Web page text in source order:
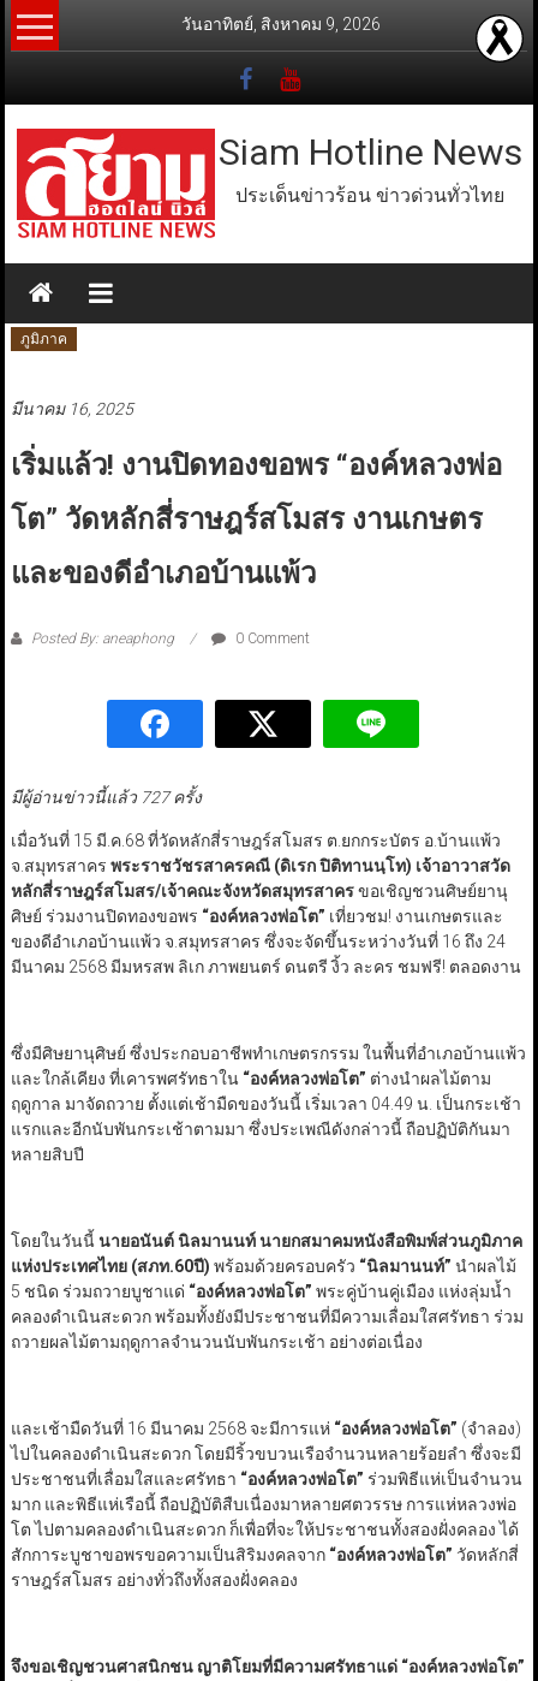
Skip
to
วันอาทิตย์, สิงหาคม 9, 2026
Siam Hotline News
ประเด็นข่าวร้อน ข่าวด่วนทั่วไทย
ภูมิภาค
มีนาคม 16, 2025
เริ่มแล้ว!​ งานปิดทองขอพร ​“องค์หลวงพ่อ
โต” วัดหลักสี่ราษฎร์สโมสร งานเกษตร
และของดีอำเภอบ้านแพ้ว
Posted By: aneaphong 0 Comment
มีผู้อ่านข่าวนี้แล้ว 727 ครั้ง
เมื่อวันที่ 15 มี.ค.68 ที่วัดหลักสี่ราษฎร์สโมสร​ ต.ยกกระบัตร​ อ.บ้านแพ้ว
จ.สมุทรสาคร พระราชวัชรสาครคณี​ (ดิเรก​ ปิติทานนฺโท)​ เจ้าอาวาสวัด
หลักสี่ราษฎร์สโมสร/เจ้าคณะจังหวัดสมุทรสาครขอเชิญชวนศิษย์ยานุ
ศิษย์ ร่วมงานปิดทองขอพร​ “องค์หลวงพ่อโต” เที่ยวชม! งานเกษตรและ
ของดีอำเภอบ้านแพ้ว จ.สมุทรสาคร​ ซึ่งจะจัดขึ้นระหว่างวันที่ 16 ถึง 24
มีนาคม 2568 มีมหรสพ​ ลิเก​ ภาพยนตร์ ดนตรี​ งิ้ว​ ละคร​ ชมฟรี! ตลอดงาน
ซึ่งมีศิษยานุศิษย์ ซึ่งประกอบอาชีพทำเกษตรกรรม ในพื้นที่อำเภอบ้านแพ้ว
และใกล้เคียง ที่เคารพศรัทธาใน​ “องค์หลวงพ่อโต” ต่างนำผลไม้ตาม
ฤดูกาล​ มาจัดถวาย ตั้งแต่เช้ามืดของวันนี้ เริ่มเวลา 04.49 น. เป็นกระเช้า
แรกและอีกนับพันกระเช้าตามมา ซึ่งประเพณีดังกล่าวนี้ ถือปฏิบัติกันมา
หลายสิบปี
โดยในวันนี้​นายอนันต์​ นิลมานนท์ นายกสมาคมหนังสือพิมพ์ส่วนภูมิภาค
แห่งประเทศไทย (สภท.60ปี)​ พร้อมด้วยครอบครัว “นิลมานนท์” นำผลไม้
5 ชนิด ร่วมถวายบูชาแด่ “องค์หลวงพ่อโต” พระคู่บ้านคู่เมือง แห่งลุ่มน้ำ
คลองดำเนินสะดวก พร้อมทั้งยังมีประชาชนที่มีความเลื่อมใสศรัทธา ร่วม
ถวายผลไม้ตามฤดูกาลจำนวนนับพันกระเช้า อย่างต่อเนื่อง
และเช้ามืดวันที่ 16 มีนาคม 2568 จะมีการแห่ “องค์หลวงพ่อโต” (จำลอง)​
ไปในคลองดำเนินสะดวก โดยมีริ้วขบวนเรือจำนวนหลายร้อยลำ ซึ่งจะมี
ประชาชนที่เลื่อมใสและศรัทธา​ “องค์หลวงพ่อโต” ร่วมพิธีแห่เป็นจำนวน
มาก และพิธีแห่เรือนี้​ ถือปฏิบัติสืบเนื่องมาหลายศตวรรษ การแห่หลวงพ่อ
โต ไปตามคลองดำเนินสะดวก ก็เพื่อที่จะให้ประชาชนทั้งสองฝั่งคลอง ได้
สักการะบูชาขอพรขอความเป็นสิริมงคลจาก​ “องค์หลวงพ่อโต” วัดหลักสี่
ราษฎร์สโมสร อย่างทั่วถึงทั้งสองฝั่งคลอง
จึงขอเชิญชวนศาสนิกชน ญาติโยมที่มีความศรัทธาแด่ “องค์หลวงพ่อโต”